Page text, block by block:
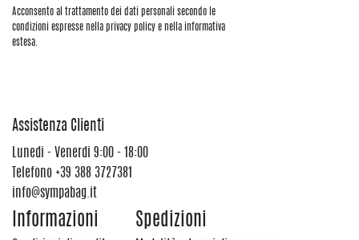
Acconsento al trattamento dei dati personali secondo le
condizioni espresse nella privacy policy e nella informativa
estesa.
Assistenza Clienti
Lunedi - Venerdi 9:00 - 18:00
Telefono +39 388 3727381
info@sympabag.it
Informazioni Spedizioni